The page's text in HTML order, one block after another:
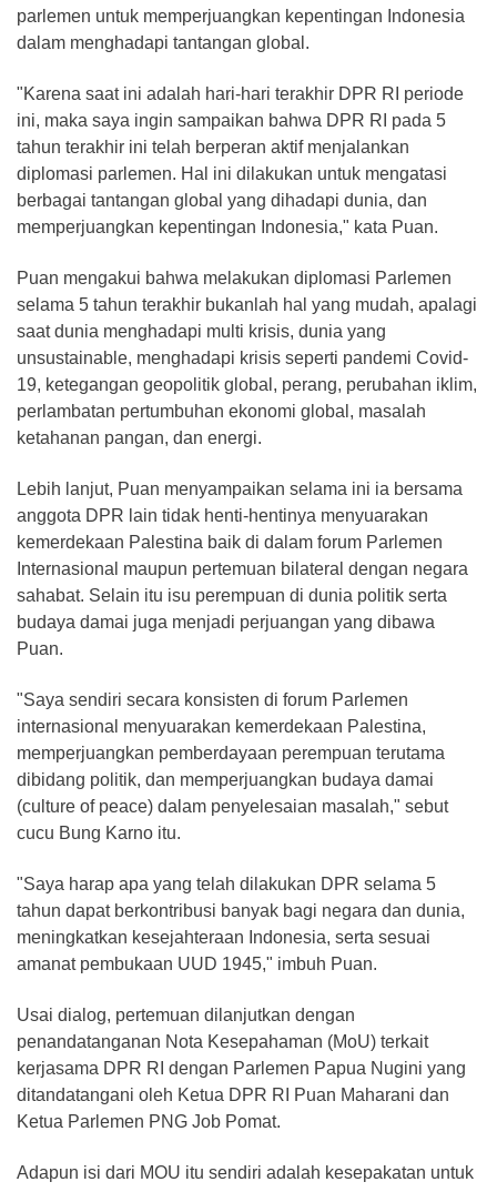
parlemen untuk memperjuangkan kepentingan Indonesia
dalam menghadapi tantangan global.
"Karena saat ini adalah hari-hari terakhir DPR RI periode
ini, maka saya ingin sampaikan bahwa DPR RI pada 5
tahun terakhir ini telah berperan aktif menjalankan
diplomasi parlemen. Hal ini dilakukan untuk mengatasi
berbagai tantangan global yang dihadapi dunia, dan
memperjuangkan kepentingan Indonesia," kata Puan.
Puan mengakui bahwa melakukan diplomasi Parlemen
selama 5 tahun terakhir bukanlah hal yang mudah, apalagi
saat dunia menghadapi multi krisis, dunia yang
unsustainable, menghadapi krisis seperti pandemi Covid-
19, ketegangan geopolitik global, perang, perubahan iklim,
perlambatan pertumbuhan ekonomi global, masalah
ketahanan pangan, dan energi.
Lebih lanjut, Puan menyampaikan selama ini ia bersama
anggota DPR lain tidak henti-hentinya menyuarakan
kemerdekaan Palestina baik di dalam forum Parlemen
Internasional maupun pertemuan bilateral dengan negara
sahabat. Selain itu isu perempuan di dunia politik serta
budaya damai juga menjadi perjuangan yang dibawa
Puan.
"Saya sendiri secara konsisten di forum Parlemen
internasional menyuarakan kemerdekaan Palestina,
memperjuangkan pemberdayaan perempuan terutama
dibidang politik, dan memperjuangkan budaya damai
(culture of peace) dalam penyelesaian masalah," sebut
cucu Bung Karno itu.
"Saya harap apa yang telah dilakukan DPR selama 5
tahun dapat berkontribusi banyak bagi negara dan dunia,
meningkatkan kesejahteraan Indonesia, serta sesuai
amanat pembukaan UUD 1945," imbuh Puan.
Usai dialog, pertemuan dilanjutkan dengan
penandatanganan Nota Kesepahaman (MoU) terkait
kerjasama DPR RI dengan Parlemen Papua Nugini yang
ditandatangani oleh Ketua DPR RI Puan Maharani dan
Ketua Parlemen PNG Job Pomat.
Adapun isi dari MOU itu sendiri adalah kesepakatan untuk